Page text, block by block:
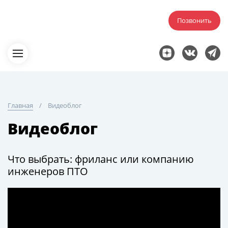
Позвонить
Главная Видеоблог
Видеоблог
Что выбрать: фриланс или компанию
инженеров ПТО